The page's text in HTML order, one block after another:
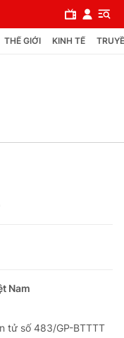
THẾ GIỚI KINH TẾ
Nam
tử số 483/GP-BTTTT